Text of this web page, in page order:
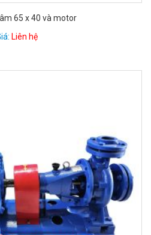
65 x 40 và motor
Liên hệ